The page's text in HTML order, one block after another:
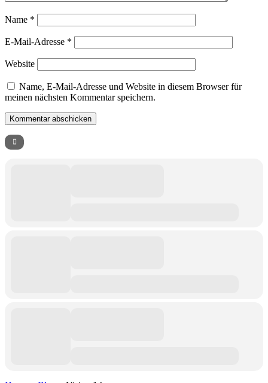
Name *
E-Mail-Adresse *
Website
Name, E-Mail-Adresse und Website in diesem Browser für
meinen nächsten Kommentar speichern.